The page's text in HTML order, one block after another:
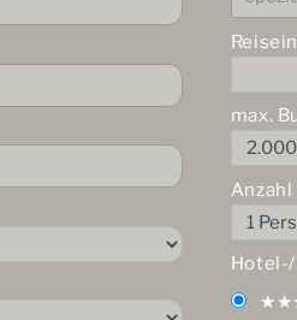
max.